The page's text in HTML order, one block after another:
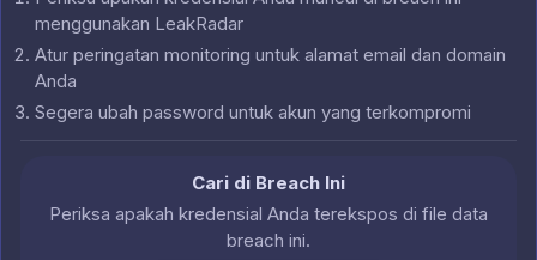
menggunakan LeakRadar
Atur peringatan monitoring untuk alamat email dan domain
Anda
Segera ubah password untuk akun yang terkompromi
Cari di Breach Ini
Periksa apakah kredensial Anda terekspos di file data
breach ini.